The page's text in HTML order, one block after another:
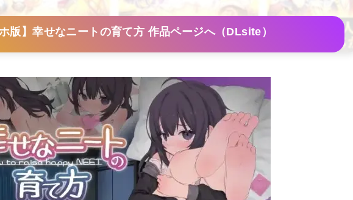
ホ版】幸せなニートの育て方 作品ページへ（DLsite）